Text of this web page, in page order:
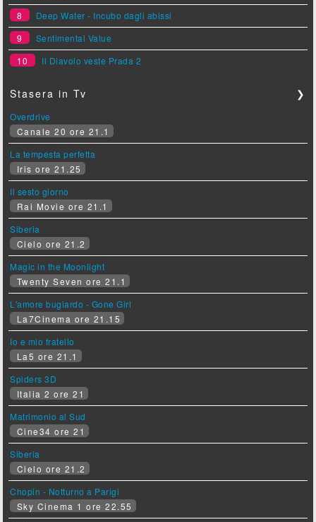
8
Deep Water - Incubo dagli abissi
9
Sentimental Value
10
Il Diavolo veste Prada 2
Stasera in Tv ❯
Overdrive
Canale 20 ore 21.1
La tempesta perfetta
Iris ore 21.25
Il sesto giorno
Rai Movie ore 21.1
Siberia
Cielo ore 21.2
Magic in the Moonlight
Twenty Seven ore 21.1
L'amore bugiardo - Gone Girl
La7Cinema ore 21.15
Io e mio fratello
La5 ore 21.1
Spiders 3D
Italia 2 ore 21
Matrimonio al Sud
Cine34 ore 21
Siberia
Cielo ore 21.2
Chopin - Notturno a Parigi
Sky Cinema 1 ore 22.55